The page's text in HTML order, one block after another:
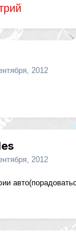
2012
2012